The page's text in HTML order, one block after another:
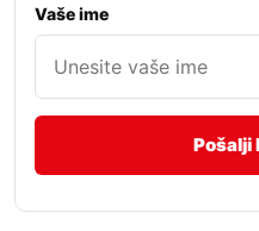
Vaše ime